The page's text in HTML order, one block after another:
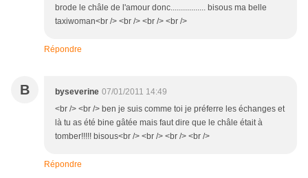
brode le châle de l'amour donc................. bisous ma belle
taxiwoman<br /> <br /> <br /> <br />
Répondre
B byseverine 07/01/2011 14:49
<br /> <br /> ben je suis comme toi je préferre les échanges et
là tu as été bine gâtée mais faut dire que le châle était à
tomber!!!!! bisous<br /> <br /> <br /> <br />
Répondre